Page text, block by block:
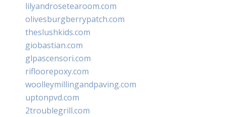
lilyandrosetearoom.com
olivesburgberrypatch.com
theslushkids.com
giobastian.com
glpascensori.com
rifloorepoxy.com
woolleymillingandpaving.com
uptonpvd.com
2troublegrill.com